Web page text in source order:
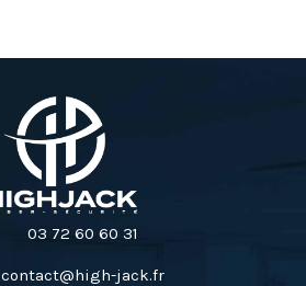
03 72 60 60 31
contact@high-jack.fr